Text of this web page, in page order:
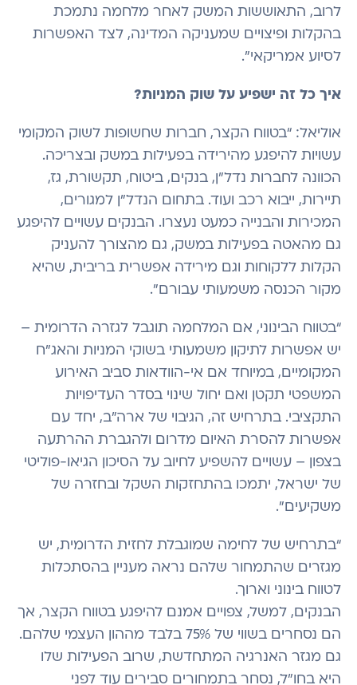
לרוב, התאוששות המשק לאחר מלחמה נתמכת
בהקלות ופיצויים שמעניקה המדינה, לצד האפשרות
לסיוע אמריקאי".
איך כל זה ישפיע על שוק המניות?
אוליאל: “בטווח הקצר, חברות שחשופות לשוק המקומי
עשויות להיפגע מהירידה בפעילות במשק ובצריכה.
הכוונה לחברות נדל”ן, בנקים, ביטוח, תקשורת, גז,
תיירות, ייבוא רכב ועוד. בתחום הנדל”ן למגורים,
המכירות והבנייה כמעט נעצרו. הבנקים עשויים להיפגע
גם מהאטה בפעילות במשק, גם מהצורך להעניק
הקלות ללקוחות וגם מירידה אפשרית בריבית, שהיא
מקור הכנסה משמעותי עבורם".
“בטווח הבינוני, אם המלחמה תוגבל לגזרה הדרומית –
יש אפשרות לתיקון משמעותי בשוקי המניות והאג”ח
המקומיים, במיוחד אם אי-הוודאות סביב האירוע
המשפטי תקטן ואם יחול שינוי בסדר העדיפויות
התקציבי. בתרחיש זה, הגיבוי של ארה”ב, יחד עם
אפשרות להסרת האיום מדרום ולהגברת ההרתעה
בצפון – עשויים להשפיע לחיוב על הסיכון הגיאו-פוליטי
של ישראל, יתמכו בהתחזקות השקל ובחזרה של
משקיעים".
“בתרחיש של לחימה שמוגבלת לחזית הדרומית, יש
מגזרים שהתמחור שלהם נראה מעניין בהסתכלות
לטווח בינוני וארוך.
הבנקים, למשל, צפויים אמנם להיפגע בטווח הקצר, אך
הם נסחרים בשווי של 75% בלבד מההון העצמי שלהם.
גם מגזר האנרגיה המתחדשת, שרוב הפעילות שלו
היא בחו”ל, נסחר בתמחורים סבירים עוד לפני